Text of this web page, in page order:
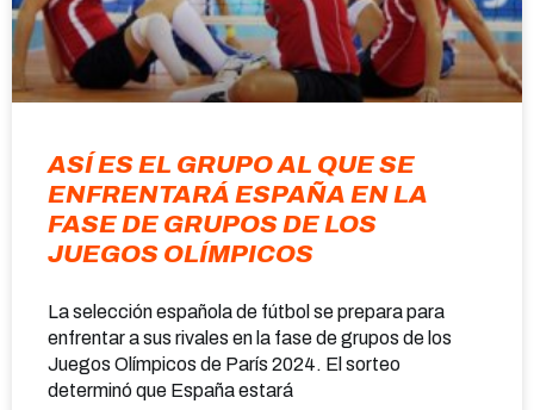
ASÍ ES EL GRUPO AL QUE SE
ENFRENTARÁ ESPAÑA EN LA
FASE DE GRUPOS DE LOS
JUEGOS OLÍMPICOS
La selección española de fútbol se prepara para
enfrentar a sus rivales en la fase de grupos de los
Juegos Olímpicos de París 2024. El sorteo
determinó que España estará